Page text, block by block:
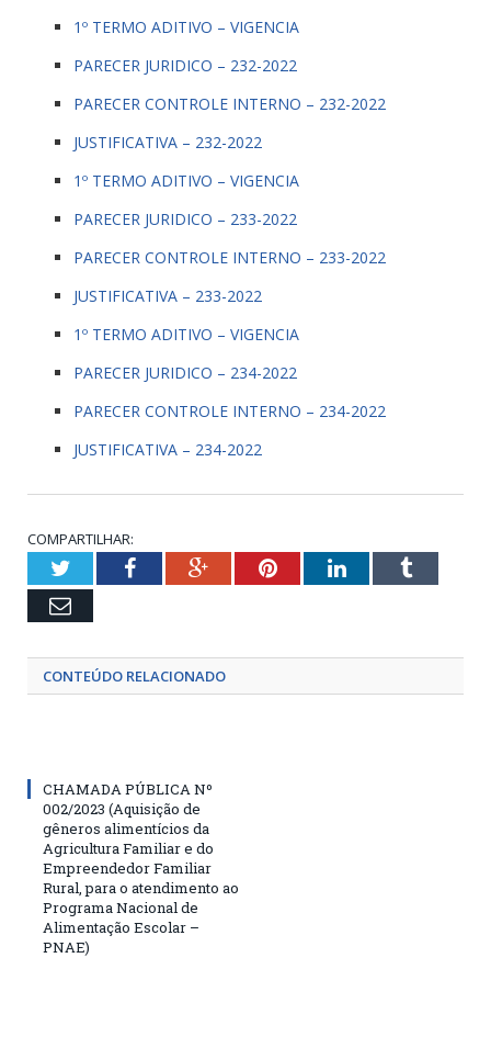
1º TERMO ADITIVO – VIGENCIA
PARECER JURIDICO – 232-2022
PARECER CONTROLE INTERNO – 232-2022
JUSTIFICATIVA – 232-2022
1º TERMO ADITIVO – VIGENCIA
PARECER JURIDICO – 233-2022
PARECER CONTROLE INTERNO – 233-2022
JUSTIFICATIVA – 233-2022
1º TERMO ADITIVO – VIGENCIA
PARECER JURIDICO – 234-2022
PARECER CONTROLE INTERNO – 234-2022
JUSTIFICATIVA – 234-2022
COMPARTILHAR:
TwitterFacebookGoogle+PinterestLinkedInTumblr
Email
CONTEÚDO RELACIONADO
CHAMADA PÚBLICA Nº
002/2023 (Aquisição de
gêneros alimentícios da
Agricultura Familiar e do
Empreendedor Familiar
Rural, para o atendimento ao
Programa Nacional de
Alimentação Escolar –
PNAE)